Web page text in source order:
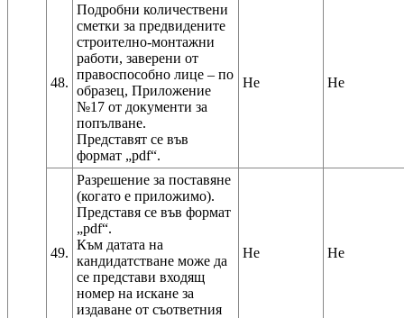
48.
Подробни количествени
сметки за предвидените
строително-монтажни
работи, заверени от
правоспособно лице – по
образец, Приложение
№17 от документи за
попълване.
Представят се във
Не Не
49.
Разрешение за поставяне
(когато е приложимо).
Представя се във формат
„pdf“.
Към датата на
кандидатстване може да
се представи входящ
номер на искане за
издаване от съответния
Не Не